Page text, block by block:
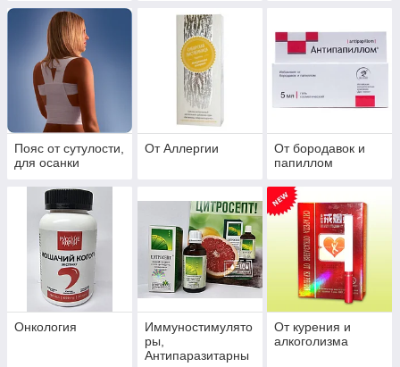
Пояс от сутулости,
для осанки
От Аллергии
От бородавок и
папиллом
Онкология
Иммуностимулято
ры,
Антипаразитарны
От курения и
алкоголизма